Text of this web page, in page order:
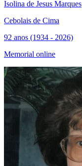
Isolina de Jesus Marques
Cebolais de Cima
92 anos (1934 - 2026)
Memorial online